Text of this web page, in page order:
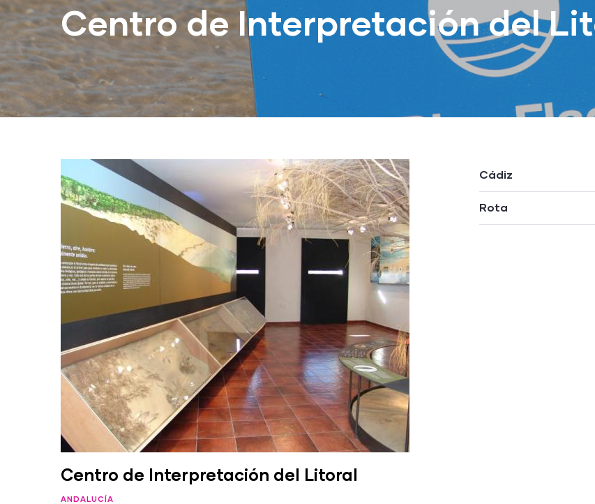
Centro de Interpretación del
Cádiz
Rota
Centro de Interpretación del Litoral
ANDALUCÍA